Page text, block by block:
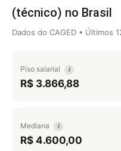
(técnico) no Brasil
Dados do CAGED • Últimos
Piso salarial i
R$ 3.866,88
Mediana i
R$ 4.600,00